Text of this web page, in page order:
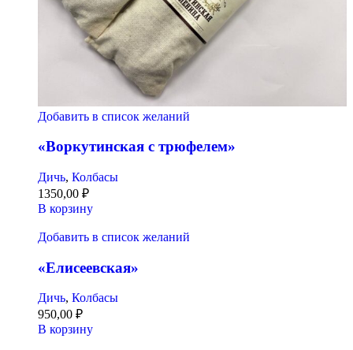
Добавить в список желаний
«Воркутинская с трюфелем»
Дичь, Колбасы
1350,00 ₽
В корзину
Добавить в список желаний
«Елисеевская»
Дичь, Колбасы
950,00 ₽
В корзину